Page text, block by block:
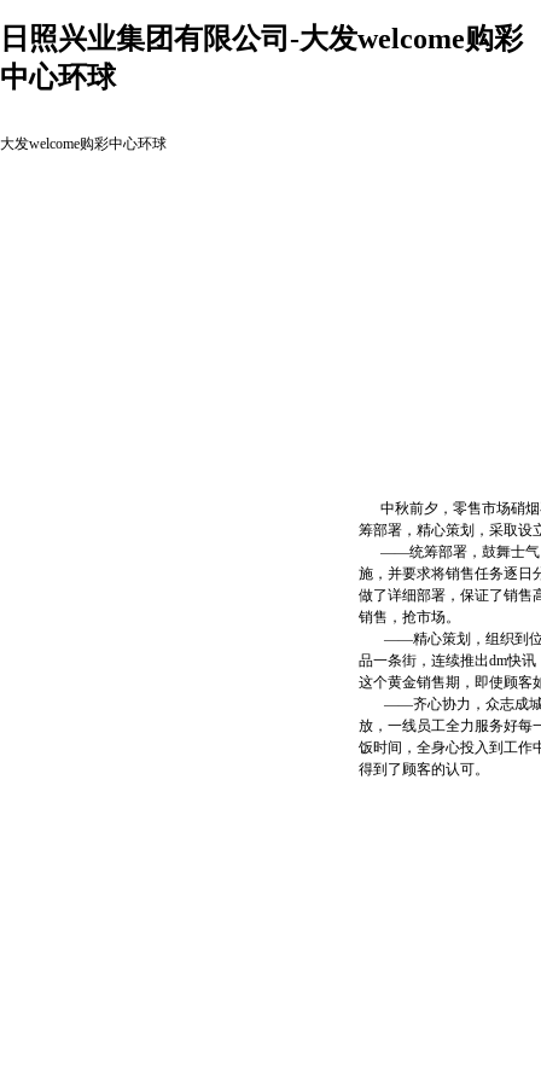
日照兴业集团有限公司-大发welcome购彩
中心环球
大发welcome购彩中心环球
中秋前夕，零售市场硝烟
筹部署，精心策划，采取设
——统筹部署，鼓舞士气。
施，并要求将销售任务逐日
做了详细部署，保证了销售
销售，抢市场。
——精心策划，组织到位。
品一条街，连续推出dm快
这个黄金销售期，即使顾客
——齐心协力，众志成城。
放，一线员工全力服务好每
饭时间，全身心投入到工作
得到了顾客的认可。